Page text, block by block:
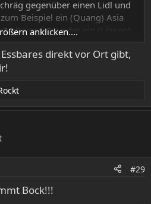
gegenüber einen Lidl und
Beispiel ein (Quang) Asia
oder ein (Löwen)
- ob die was taugen und/oder
- weiß ich nicht...)
auf morgen!!!!!
anklicken....
direkt vor Ort gibt,
#29
Bock!!!